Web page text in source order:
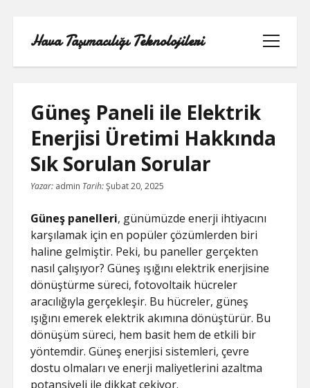
Hava Taşımacılığı Teknolojileri
menüyü
aç
LINKEDIN BEĞENI ATMA HILESI
BEDAVA
SAYFA LISTESI
TWITTER GIZLI PORNOLAR
ÜCRETSIZ ŞIFRESIZ YOUTUBE BEĞENI
HILESI
Güneş Paneli ile Elektrik
Enerjisi Üretimi Hakkında
Sık Sorulan Sorular
Yazar: admin Tarih:Şubat 20, 2025
Güneş panelleri, günümüzde enerji ihtiyacını
karşılamak için en popüler çözümlerden biri
haline gelmiştir. Peki, bu paneller gerçekten
nasıl çalışıyor? Güneş ışığını elektrik enerjisine
dönüştürme süreci, fotovoltaik hücreler
aracılığıyla gerçekleşir. Bu hücreler, güneş
ışığını emerek elektrik akımına dönüştürür. Bu
dönüşüm süreci, hem basit hem de etkili bir
yöntemdir. Güneş enerjisi sistemleri, çevre
dostu olmaları ve enerji maliyetlerini azaltma
potansiyeli ile dikkat çekiyor.